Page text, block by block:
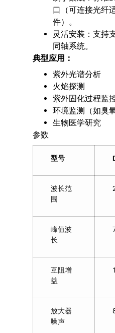
口（可连接光纤
件）。
灵活安装：支持
同轴系统。
典型应用：
紫外光谱分析
火焰探测
紫外固化过程监
环境监测（如臭
生物医学研究
参数
型号
波长范
围
峰值波
长
互阻增
益
放大器
噪声